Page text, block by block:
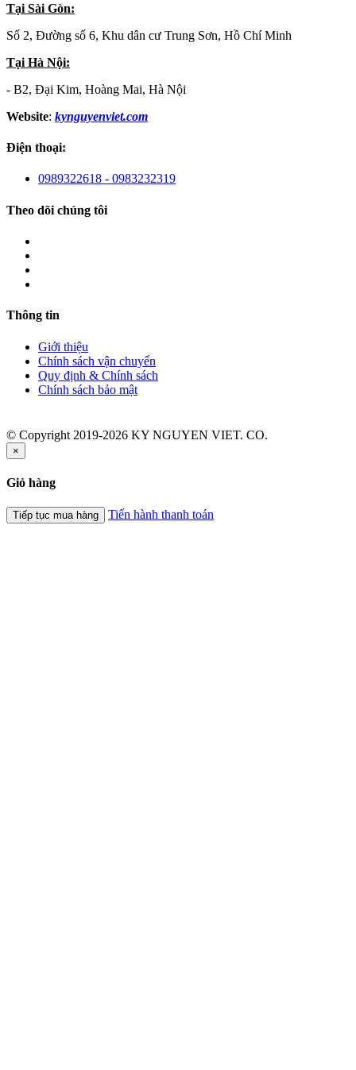
Tại Sài Gòn:
Số 2, Đường số 6, Khu dân cư Trung Sơn, Hồ Chí Minh
Tại Hà Nội:
- B2, Đại Kim, Hoàng Mai, Hà Nội
Website: kynguyenviet.com
Điện thoại:
0989322618 - 0983232319
Theo dõi chúng tôi
Thông tin
Giới thiệu
Chính sách vận chuyển
Quy định & Chính sách
Chính sách bảo mật
© Copyright 2019-2026 KY NGUYEN VIET. CO.
×
Giỏ hàng
Tiếp tục mua hàng Tiến hành thanh toán